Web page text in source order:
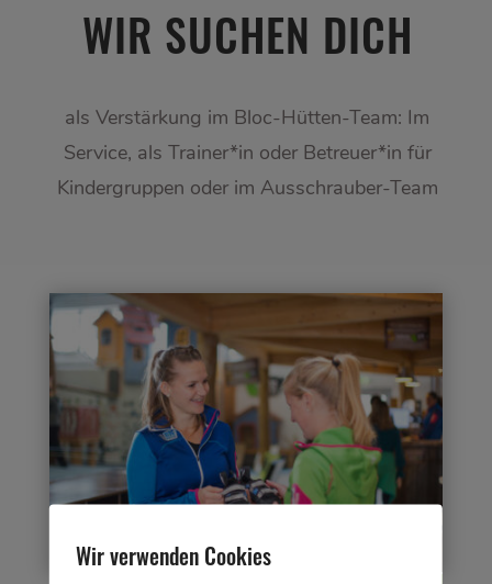
WIR SUCHEN DICH
als Verstärkung im Bloc-Hütten-Team: Im
Service, als Trainer*in oder Betreuer*in für
Kindergruppen oder im Ausschrauber-Team
Wir verwenden Cookies